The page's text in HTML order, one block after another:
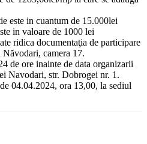
este in cuantum de 15.000lei
in valoare de 1000 lei
ridica documentaţia de participare
camera 17.
de ore inainte de data organizarii
Navodari, str. Dobrogei nr. 1.
04.04.2024, ora 13,00, la sediul